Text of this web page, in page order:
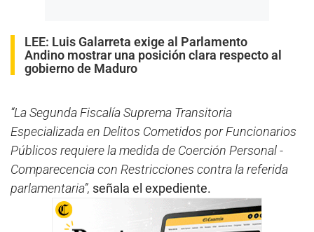
LEE: Luis Galarreta exige al Parlamento
Andino mostrar una posición clara respecto al
gobierno de Maduro
“La Segunda Fiscalía Suprema Transitoria
Especializada en Delitos Cometidos por Funcionarios
Públicos requiere la medida de Coerción Personal -
Comparecencia con Restricciones contra la referida
parlamentaria”, señala el expediente.